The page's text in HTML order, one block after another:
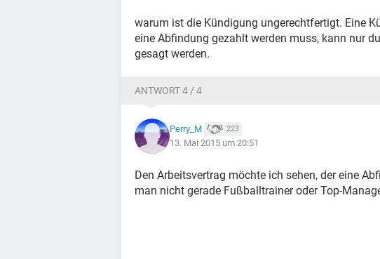
warum ist die Kündigung ungerechtfertigt. Eine
eine Abfindung gezahlt werden muss, kann nur
gesagt werden.
ANTWORT 4 / 4
Perry_M 223
13. Mai 2015 um 20:51
Den Arbeitsvertrag möchte ich sehen, der eine
man nicht gerade Fußballtrainer oder Top-